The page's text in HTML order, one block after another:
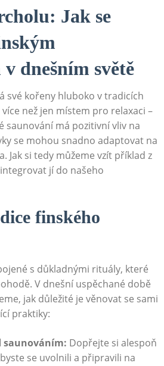
Jak se
dnešním‍ světě
své⁣ kořeny​ hluboko v ‌tradicích
než jen místem pro relaxaci –
saunování má pozitivní vliv ⁤na
se mohou snadno adaptovat na
Jak si tedy můžeme vzít ​příklad z
jí do našeho
finského
s důkladnými rituály, které
V ‍dnešní uspěchané ‍době
jak důležité je věnovat se sami
praktiky:
saunováním: Dopřejte⁤ si ‌alespoň
se uvolnili a připravili ‌na